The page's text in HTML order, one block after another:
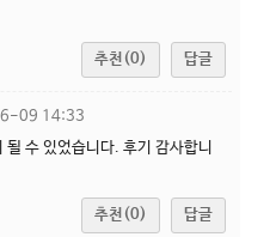
추천(0) 답글
09 14:33
수 있었습니다. 후기 감사합니
추천(0) 답글